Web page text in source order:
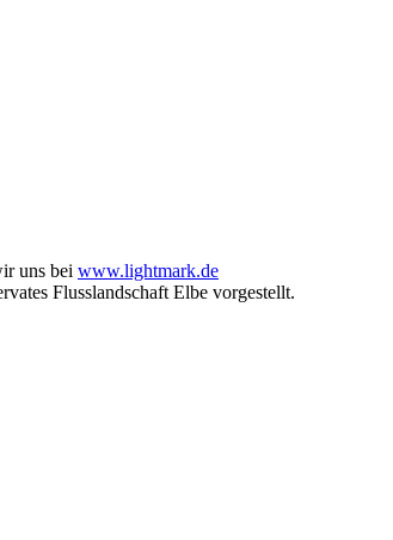
uns bei www.lightmark.de
Flusslandschaft Elbe vorgestellt.